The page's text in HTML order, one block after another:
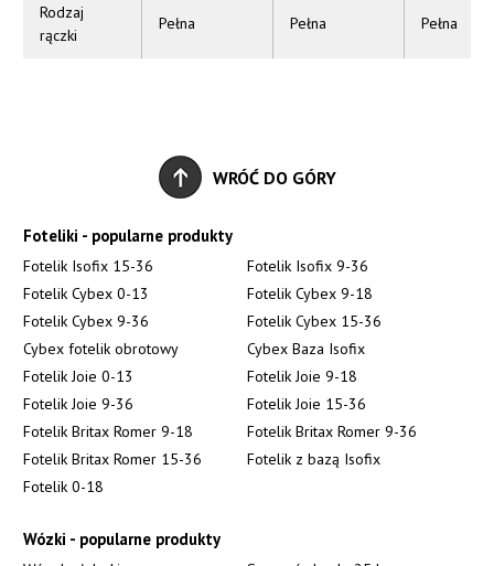
Rodzaj
rączki
Pełna Pełna Pełna
WRÓĆ DO GÓRY
Foteliki - popularne produkty
Fotelik Isofix 15-36
Fotelik Isofix 9-36
Fotelik Cybex 0-13
Fotelik Cybex 9-18
Fotelik Cybex 9-36
Fotelik Cybex 15-36
Cybex fotelik obrotowy
Cybex Baza Isofix
Fotelik Joie 0-13
Fotelik Joie 9-18
Fotelik Joie 9-36
Fotelik Joie 15-36
Fotelik Britax Romer 9-18
Fotelik Britax Romer 9-36
Fotelik Britax Romer 15-36
Fotelik z bazą Isofix
Fotelik 0-18
Wózki - popularne produkty